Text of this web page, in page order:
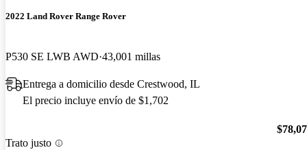
2022 Land Rover Range Rover
P530 SE LWB AWD 43,001 millas
Entrega a domicilio desde Crestwood, IL
El precio incluye envío de $1,702
Trato justo